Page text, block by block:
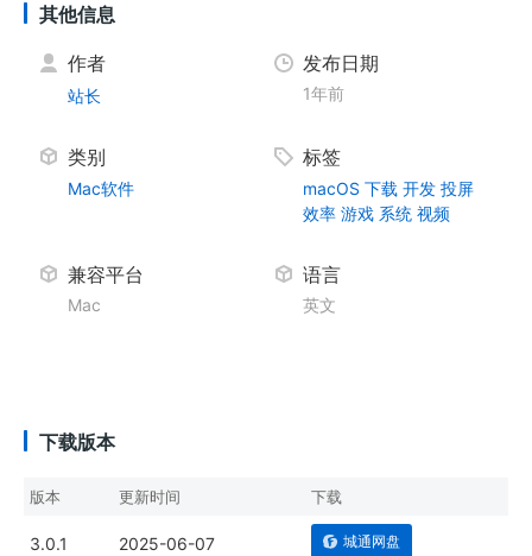
其他信息
作者
站长
发布日期
1年前
类别
Mac软件
标签
macOS 下载 开发 投屏
效率 游戏 系统 视频
兼容平台
Mac
语言
英文
下载版本
版本 更新时间 下载
3.0.1 2025-06-07 城通网盘